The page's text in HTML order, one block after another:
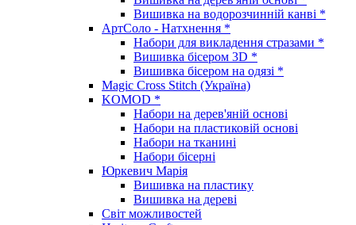
Вишивка на водорозчинній канві *
АртСоло - Натхнення *
Набори для викладення стразами *
Вишивка бісером 3D *
Вишивка бісером на одязі *
Magic Cross Stitch (Україна)
KOMOD *
Набори на дерев'яній основі
Набори на пластиковій основі
Набори на тканині
Набори бісерні
Юркевич Марія
Вишивка на пластику
Вишивка на дереві
Світ можливостей